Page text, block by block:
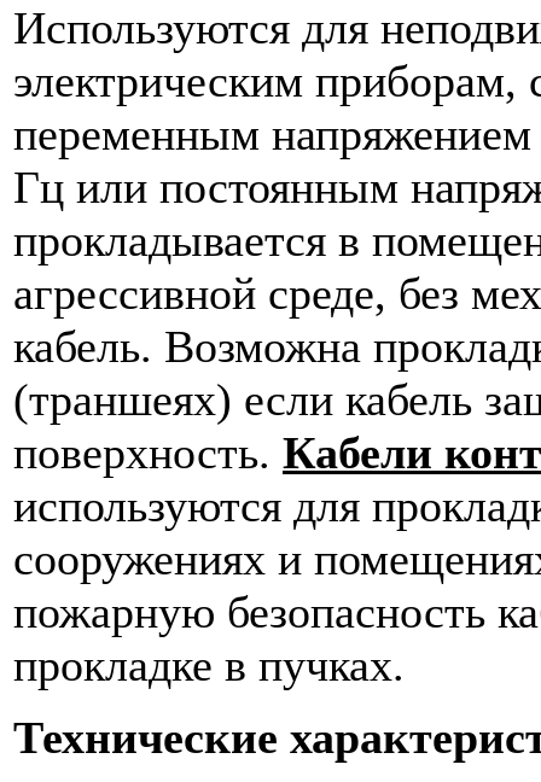
Используются для
электрическим
переменным напряжением
Гц или постоянным
прокладывается в
агрессивной среде, без
кабель. Возможна
(траншеях) если кабель
поверхность. Кабели
используются для
сооружениях и
пожарную безопасность
прокладке в пучках.
Технические